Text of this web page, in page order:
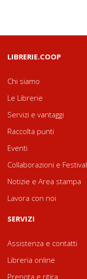
LIBRERIE.COOP
Chi siamo
Le Librerie
Servizi e vantaggi
Raccolta punti
Eventi
Collaborazioni e Festival
Notizie e Area stampa
Lavora con noi
SERVIZI
Assistenza e contatti
Libreria online
Prenota e ritira